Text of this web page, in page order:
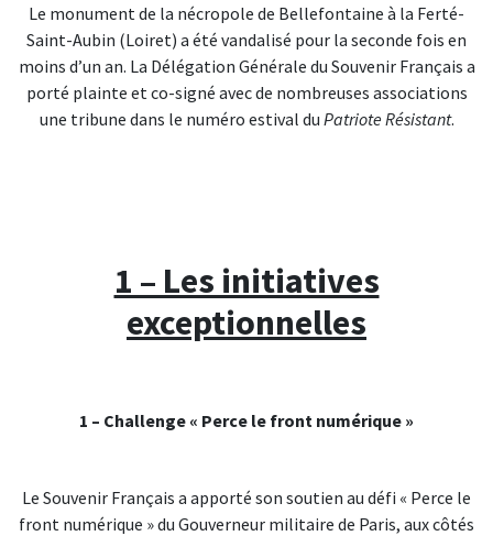
Le monument de la nécropole de Bellefontaine à la Ferté-
Saint-Aubin (Loiret) a été vandalisé pour la seconde fois en
moins d’un an. La Délégation Générale du Souvenir Français a
porté plainte et co-signé avec de nombreuses associations
une tribune dans le numéro estival du Patriote Résistant.
1 – Les initiatives
exceptionnelles
1 – Challenge « Perce le front numérique »
Le Souvenir Français a apporté son soutien au défi « Perce le
front numérique » du Gouverneur militaire de Paris, aux côtés